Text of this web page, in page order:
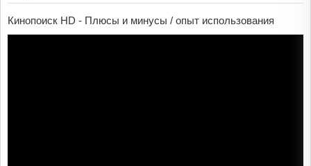
Кинопоиск HD - Плюсы и минусы / опыт использования